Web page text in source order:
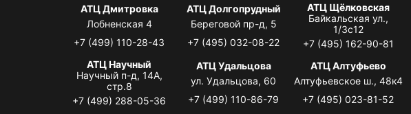
АТЦ Дмитровка
Лобненская 4
+7 (499) 110-28-43
АТЦ Долгопрудный
Береговой пр-д, 5
+7 (495) 032-08-22
АТЦ Щёлковская
Байкальская ул.,
1/3с12
+7 (495) 162-90-81
АТЦ Научный
Научный п-д, 14А,
стр.8
+7 (499) 288-05-36
АТЦ Удальцова
ул. Удальцова, 60
+7 (499) 110-86-79
АТЦ Алтуфьево
Алтуфьевское ш., 48к4
+7 (495) 023-81-52